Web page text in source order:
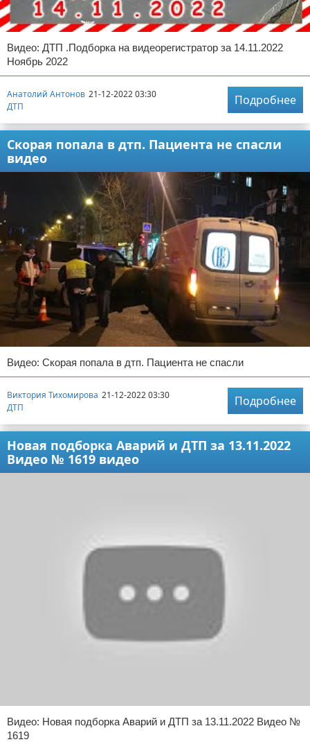
Видео: ДТП .Подборка на видеорегистратор за 14.11.2022
Ноябрь 2022
Анатолий Антонов 21-12-2022 03:30
ДТП
Подробнее
Скорая попала в дтп. Пациента не спасли
видео
Видео: Скорая попала в дтп. Пациента не спасли
Виктория Тихомирова 21-12-2022 03:30
ДТП
Подробнее
Новая подборка Аварий и ДТП за 13.11.2022
Видео № 1619 видео
Видео: Новая подборка Аварий и ДТП за 13.11.2022 Видео №
1619